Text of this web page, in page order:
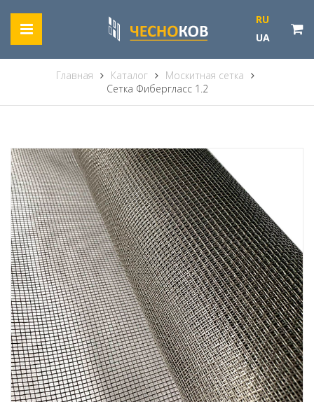
RU
UA
Главная Каталог
Москитная сетка
Сетка Фибергласс 1.2